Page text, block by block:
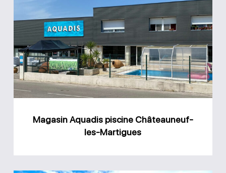
Aquadis
piscine
Châteauneuf-
les-
Martigues
Magasin Aquadis piscine Châteauneuf-
les-Martigues